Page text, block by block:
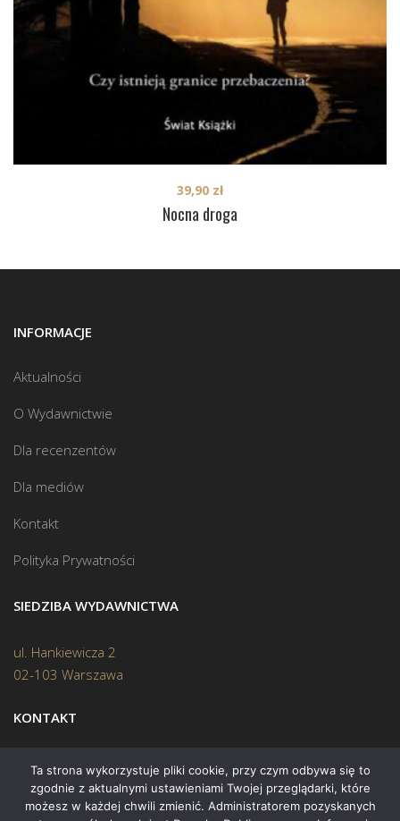
Nocna droga
39,90 zł
INFORMACJE
Aktualności
O Wydawnictwie
Dla recenzentów
Dla mediów
Kontakt
Polityka Prywatności
SIEDZIBA WYDAWNICTWA
ul. Hankiewicza 2
02-103 Warszawa
KONTAKT
Biuro: (22) 45 70 402
Mail:biuro@swiatksiazki.pl
Ta strona wykorzystuje pliki cookie, przy czym odbywa się to
zgodnie z aktualnymi ustawieniami Twojej przeglądarki, które
możesz w każdej chwili zmienić. Administratorem pozyskanych